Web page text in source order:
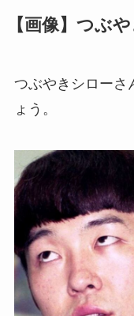
【画像】つぶ
つぶやきシローさ
ょう。